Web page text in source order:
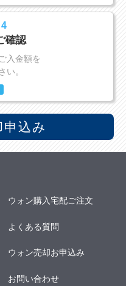
確認
入金額を
い。
込み
ウォン購入宅配ご注文
よくある質問
ウォン売却お申込み
お問い合わせ